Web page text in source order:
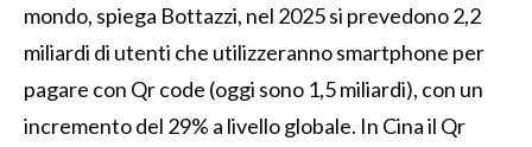
mondo, spiega Bottazzi, nel 2025 si prevedono 2,2
miliardi di utenti che utilizzeranno smartphone per
pagare con Qr code (oggi sono 1,5 miliardi), con un
incremento del 29% a livello globale. In Cina il Qr